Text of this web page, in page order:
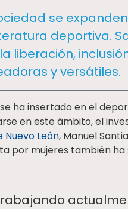
se
deportiva.
liberación,
y versátiles.
ha insertado en el
en este ámbito, el
Nuevo León, Manuel
por mujeres también ha